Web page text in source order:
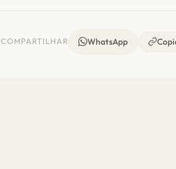
COMPARTILHAR WhatsApp